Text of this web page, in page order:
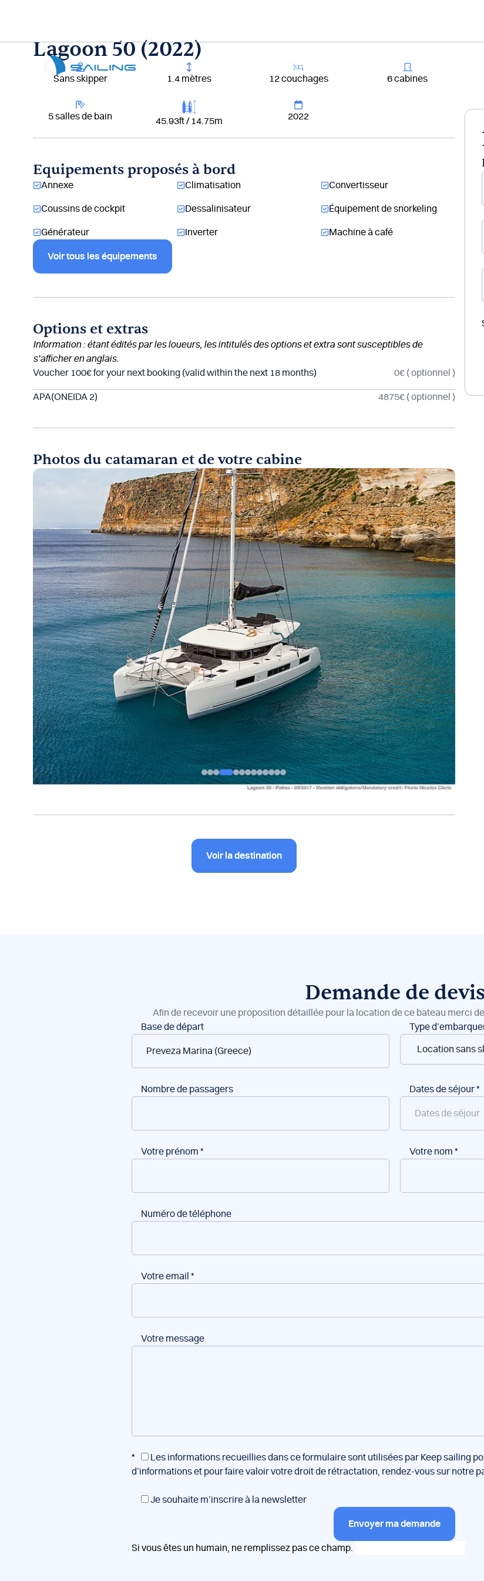
Louer un bateau
Lagoon 50 (2022)
Sans skipper 1.4 mètres 12 couchages 6 cabines
5 salles de bain 45.93ft / 14.75m 2022
Equipements proposés à bord
Annexe Climatisation Convertisseur
Coussins de cockpit Dessalinisateur Équipement de snorkeling
Générateur Inverter Machine à café
Voir tous les équipements
Options et extras
Information : étant édités par les loueurs, les intitulés des options et extra sont susceptibles de
s’afficher en anglais.
Voucher 100€ for your next booking (valid within the next 18 months)
0€ ( optionnel )
APA(ONEIDA 2) 4875€ ( optionnel )
Photos du catamaran et de votre cabine
Voir la destination
Demande de devis
Afin de recevoir une proposition détaillée pour la location de ce bateau merci
Réservation
bateaux
Base de départ Type
Nombre de passagers Dates de séjour*
Votre prénom * Votre nom *
Numéro de téléphone
Votre email *
Votre message
*
Les informations recueillies dans ce formulaire sont utilisées par Keep sailing
d’informations et pour faire valoir votre droit de rétractation, rendez-vous sur notre
Je souhaite m’inscrire à la newsletter
Envoyer ma demande
Si vous êtes un humain, ne remplissez pas ce champ.